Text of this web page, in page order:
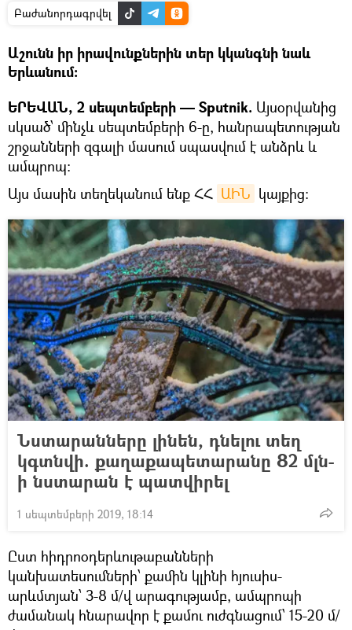
Բաժանորդագրվել
Աշունն իր իրավունքներին տեր կկանգնի նաև
Երևանում:
ԵՐԵՎԱՆ, 2 սեպտեմբերի — Sputnik. Այսօրվանից
սկսած՝ մինչև սեպտեմբերի 6-ը, հանրապետության
շրջանների զգալի մասում սպասվում է անձրև և
ամպրոպ:
Այս մասին տեղեկանում ենք ՀՀ ԱԻՆ կայքից:
Նստարանները լինեն, դնելու տեղ
կգտնվի. քաղաքապետարանը 82 մլն-
ի նստարան է պատվիրել
1 սեպտեմբերի 2019, 18:14
Ըստ հիդրոօդերևութաբանների
կանխատեսումների՝ քամին կլինի հյուսիս-
արևմտյան՝ 3-8 մ/վ արագությամբ, ամպրոպի
ժամանակ հնարավոր է քամու ուժգնացում՝ 15-20 մ/